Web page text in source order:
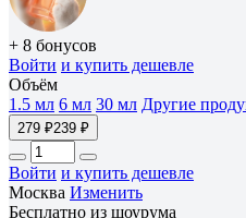
+ 8 бонусов
Войти и купить дешевле
Объём
1.5 мл 6 мл 30 мл Другие
279 ₽239 ₽
Войти и купить дешевле
Москва Изменить
Бесплатно из шоурума